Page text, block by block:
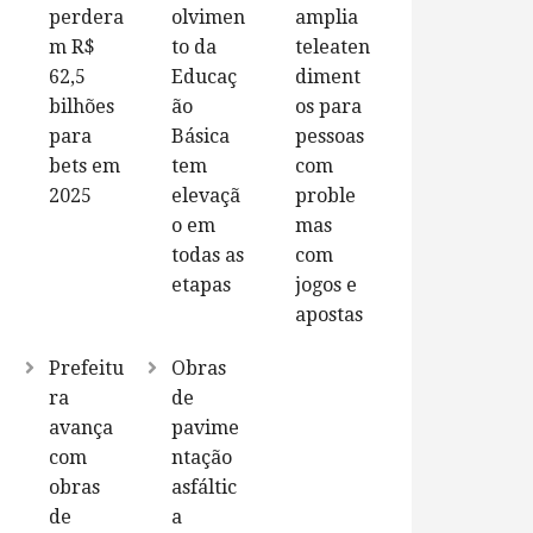
perdera
m R$
62,5
bilhões
para
bets em
2025
olvimen
to da
Educaç
ão
Básica
tem
elevaçã
o em
todas as
etapas
amplia
teleaten
diment
os para
pessoas
com
proble
mas
com
jogos e
apostas
Prefeitu
ra
avança
com
obras
de
Obras
de
pavime
ntação
asfáltic
a